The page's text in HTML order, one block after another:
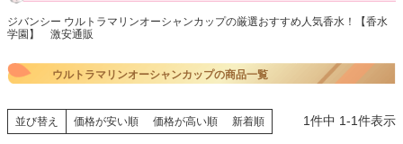
ジバンシー ウルトラマリンオーシャンカップの厳選おすすめ人気香水！【香水
学園】 激安通販
ウルトラマリンオーシャンカップの商品一覧
並び替え 価格が安い順 価格が高い順 新着順 1件中 1-1件表示